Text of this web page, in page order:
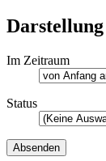
Darstellung
Im Zeitraum
Status